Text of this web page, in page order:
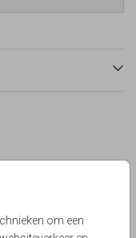
om een
jullie huwelijks
bewerken.
Voorbeeld met